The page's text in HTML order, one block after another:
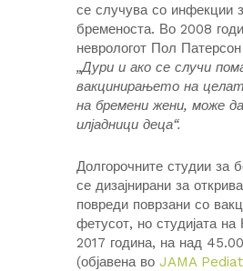
се случува со инфекции
бременоста. Во 2008
неврологот Пол
„Дури и ако се случи
вакцинирањето на
на бремени жени, може да
илјадници деца“.
Долгорочните студии за
се дизајнирани за
повреди поврзани со
фетусот, но студијата на
2017 година, на над
(објавена во JAMA